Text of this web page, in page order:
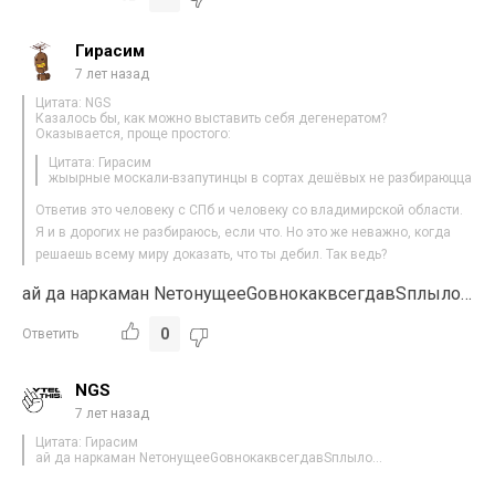
Гирасим
7 лет назад
Цитата: NGS
Казалось бы, как можно выставить себя дегенератом?
Оказывается, проще простого:
Цитата: Гирасим
жыырные москали-взапутинцы в сортах дешёвых не разбираюцца
Ответив это человеку с СПб и человеку со владимирской области.
Я и в дорогих не разбираюсь, если что. Но это же неважно, когда
решаешь всему миру доказать, что ты дебил. Так ведь?
ай да наркаман NетонущееGовнокаквсегдавSплыло…
Ответить 0
NGS
7 лет назад
Цитата: Гирасим
ай да наркаман NетонущееGовнокаквсегдавSплыло…